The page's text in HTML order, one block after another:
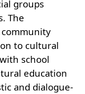
groups
The
to cultural
school
education
and dialogue-